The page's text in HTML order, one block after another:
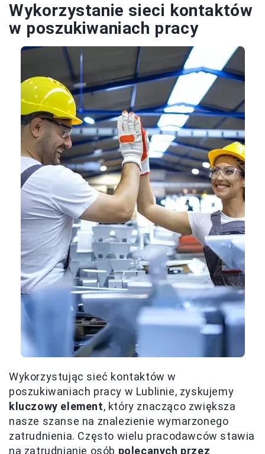
Wykorzystanie sieci kontaktów
w poszukiwaniach pracy
Wykorzystując sieć kontaktów w
poszukiwaniach pracy w Lublinie, zyskujemy
kluczowy element, który znacząco zwiększa
nasze szanse na znalezienie wymarzonego
zatrudnienia. Często wielu pracodawców stawia
na zatrudnianie osób polecanych przez